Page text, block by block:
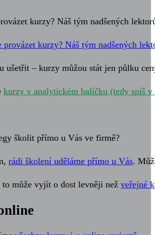
kurzy? Náš tým nadšených
ušetřit – kurzy můžou stát jen půlku
kurzy v analytickém balíčku (tedy spíš
školit přímo u Vás ve firmě?
rádi školení uděláme přímo u Vás.
může vyjít o dost levněji než veřejné